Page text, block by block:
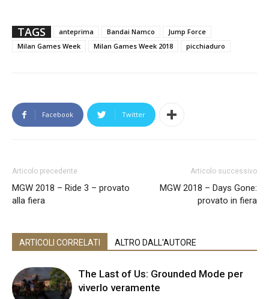
TAGS anteprima Bandai Namco
Jump Force
Milan Games Week
Milan Games Week 2018 picchiaduro
Facebook Twitter
Articolo precedente
MGW 2018 – Ride 3 – provato
alla fiera
Articolo successivo
MGW 2018 – Days Gone:
provato in fiera
ARTICOLI CORRELATI ALTRO DALL'AUTORE
The Last of Us: Grounded Mode per
viverlo veramente